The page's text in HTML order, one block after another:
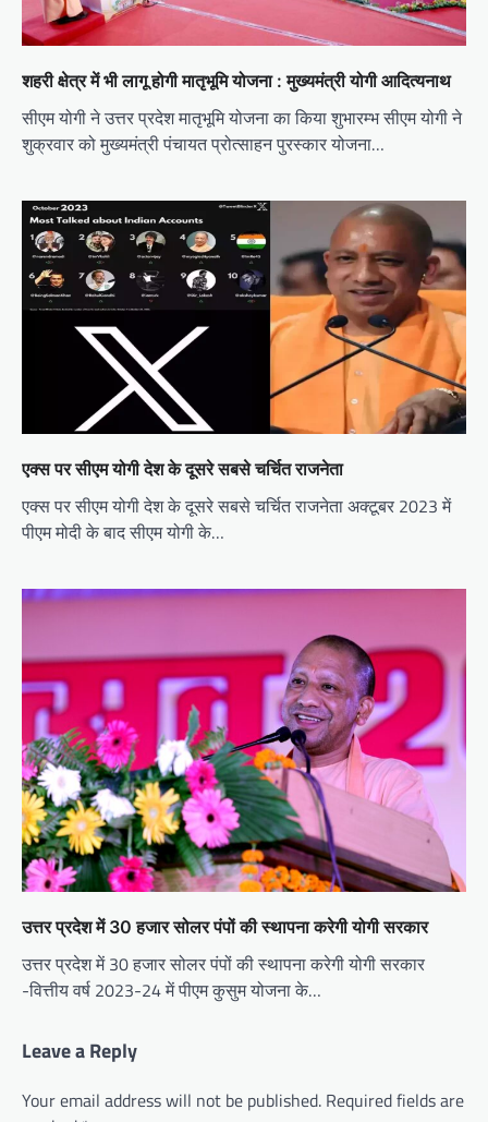
शहरी क्षेत्र में भी लागू होगी मातृभूमि योजना : मुख्यमंत्री योगी आदित्यनाथ
सीएम योगी ने उत्तर प्रदेश मातृभूमि योजना का किया शुभारम्भ सीएम योगी ने
शुक्रवार को मुख्यमंत्री पंचायत प्रोत्साहन पुरस्कार योजना…
एक्स पर सीएम योगी देश के दूसरे सबसे चर्चित राजनेता
एक्स पर सीएम योगी देश के दूसरे सबसे चर्चित राजनेता अक्टूबर 2023 में
पीएम मोदी के बाद सीएम योगी के…
उत्तर प्रदेश में 30 हजार सोलर पंपों की स्थापना करेगी योगी सरकार
उत्तर प्रदेश में 30 हजार सोलर पंपों की स्थापना करेगी योगी सरकार
-वित्तीय वर्ष 2023-24 में पीएम कुसुम योजना के…
Leave a Reply
Your email address will not be published. Required fields are